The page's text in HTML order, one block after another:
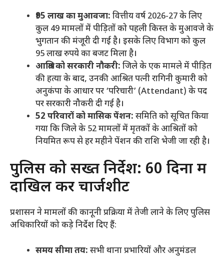
₹95 लाख का मुआवजा: वित्तीय वर्ष 2026-27 के लिए
कुल 49 मामलों में पीड़ितों को पहली किस्त के मुआवजे के
भुगतान की मंजूरी दी गई है। इसके लिए विभाग को कुल
95 लाख रुपये का बजट मिला है।
आश्रित को सरकारी नौकरी: जिले के एक मामले में पीड़ित
की हत्या के बाद, उनकी आश्रित पत्नी रागिनी कुमारी को
अनुकंपा के आधार पर ‘परिचारी’ (Attendant) के पद
पर सरकारी नौकरी दी गई है।
52 परिवारों को मासिक पेंशन: समिति को सूचित किया
गया कि जिले के 52 मामलों में मृतकों के आश्रितों को
नियमित रूप से हर महीने पेंशन की राशि भेजी जा रही है।
​पुलिस को सख्त निर्देश: 60 दिनों में
दाखिल करें चार्जशीट
​प्रशासन ने मामलों की कानूनी प्रक्रिया में तेजी लाने के लिए पुलिस
अधिकारियों को कड़े निर्देश दिए हैं:
समय सीमा तय: सभी थाना प्रभारियों और अनुमंडल